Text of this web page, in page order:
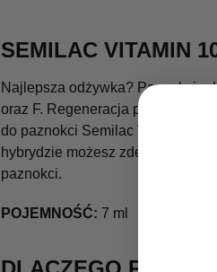
SEMILAC VITAMIN
Najlepsza odżywka? Paznokcie
oraz F. Regeneracja paznokci
do paznokci Semilac Vitamin
hybrydzie możesz zdecydować
paznokci.
POJEMNOŚĆ: 7 ml